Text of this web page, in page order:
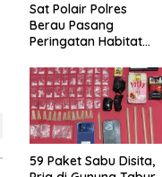
Sat Polair Polres
Berau Pasang
Peringatan Habitat
59 Paket Sabu Disita,